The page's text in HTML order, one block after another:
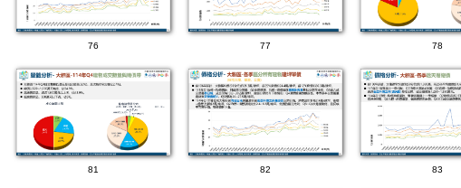
76 77 78
81 82 83